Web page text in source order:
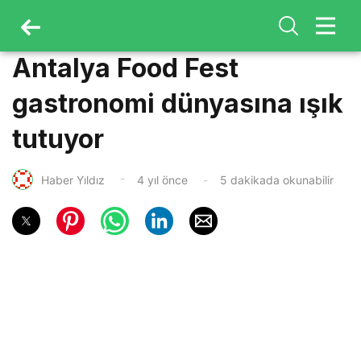
Antalya Food Fest
gastronomi dünyasına ışık
tutuyor
Haber Yıldız 4 yıl önce 5 dakikada okunabilir